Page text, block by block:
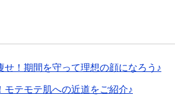
せ！期間を守って理想の顔になろう♪
モテモテ肌への近道をご紹介♪